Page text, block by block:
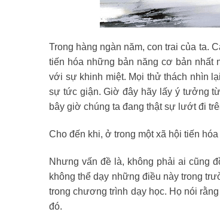
Trong hàng ngàn năm, con trai của ta.
tiến hóa những bản năng cơ bản
với sự khinh miệt. Mọi thử thách nhìn
sự tức giận. Giờ đây hãy lấy ý tưởng
bây giờ chúng ta đang thật sự lướt đi
Cho đến khi, ở trong một xã hội tiến
Nhưng vấn đề là, không phải ai cũng
không thể dạy những điều này trong
trong chương trình dạy học. Họ nói
đó.